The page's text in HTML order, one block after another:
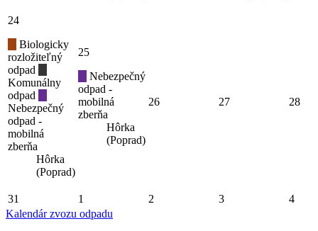
24
Biologicky
rozložiteľný
odpad
Komunálny
odpad
Nebezpečný
odpad -
mobilná
zberňa
Hôrka
(Poprad)
25
Nebezpečný
odpad -
mobilná
zberňa
Hôrka
(Poprad)
26 27 28
31 1 2 3
4
Kalendár zvozu odpadu